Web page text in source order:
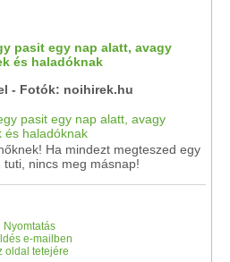
pasit egy nap alatt, avagy
és haladóknak
- Fotók: noihirek.hu
Ha mindezt megteszed egy
nincs meg másnap!
Nyomtatás
e-mailben
oldal tetejére